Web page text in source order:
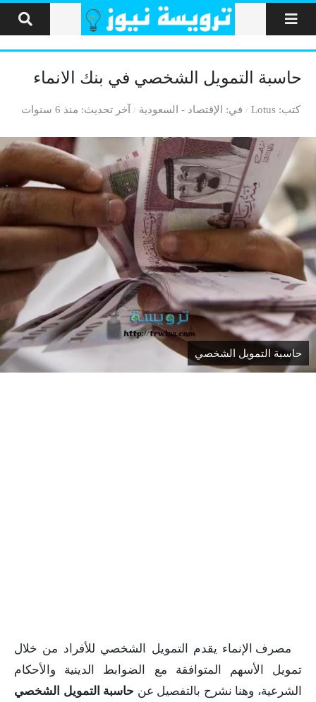
التخطي إلى المحتوى
حاسبة التمويل الشخصي في بنك الانماء
كتب Lotus في الإقتصاد - السعودية آخر تحديث منذ 6 سنوات
حاسبة التمويل الشخصي
مصرف الإنماء يقدم التمويل الشخصي للأفراد من خلال
تمويل الأسهم المتوافقة مع الضوابط الدينية والأحكام
الشرعية، وهنا نشرح بالتفصيل عن حاسبة التمويل الشخصي